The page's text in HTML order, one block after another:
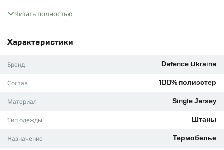
Почему стоит выбрать штаны Frost Guard?
уровнями утепления гарантируют комфорт даже при
выбирать между комфортом и важными делами.
вашей талии и обеспечивает комфорт без чрезмерного
свободно, не думая о холоде.
Бесшовная технология
чтобы каждое движение было максимально свободным.
Читать полностью
Характеристики
Бренд Defence Ukraine
Состав 100% полиэстер
Материал Single Jersey
Тип одежды Штаны
Назначение Термобелье